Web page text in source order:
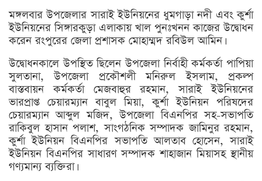
মঙ্গলবার উপজেলার সারাই ইউনিয়নের ধুমগাড়া নদী এবং কুর্শা
ইউনিয়নের সিঙ্গারকুড়া এলাকায় খাল পুনঃখনন কাজের উদ্বোধন
করেন রংপুরের জেলা প্রশাসক মোহাম্মদ রবিউল আমিন।
উদ্বোধনকালে উপস্থিত ছিলেন উপজেলা নির্বাহী কর্মকর্তা পাপিয়া
সুলতানা, উপজেলা প্রকৌশলী মনিরুল ইসলাম, প্রকল্প
বাস্তবায়ন কর্মকর্তা মেজবাহুর রহমান, সারাই ইউনিয়নের
ভারপ্রাপ্ত চেয়ারম্যান বাবুল মিয়া, কুর্শা ইউনিয়ন পরিষদের
চেয়ারম্যান আব্দুল মজিদ, উপজেলা বিএনপির সহ-সভাপতি
রাকিবুল হাসান পলাশ, সাংগঠনিক সম্পাদক জামিনুর রহমান,
কুর্শা ইউনিয়ন বিএনপির সভাপতি আলতাব হোসেন, সারাই
ইউনিয়ন বিএনপির সাধারণ সম্পাদক শাহাজান মিয়াসহ স্থানীয়
গণ্যমান্য ব্যক্তিরা।